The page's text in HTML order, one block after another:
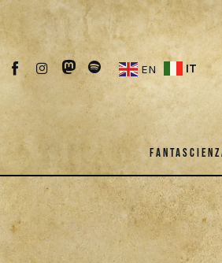
EN IT
Fantascienza
Fantasy
Recensioni
Libri e fumetti
Cercatori
Download